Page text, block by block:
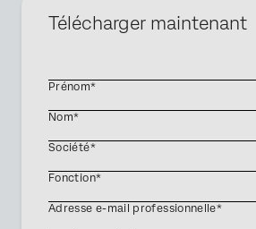
Télécharger maintenant
Prénom*
Nom*
Société*
Fonction*
Adresse e-mail professionnelle*